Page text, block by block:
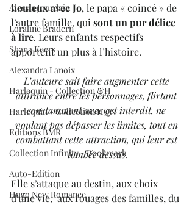
Alessia Jourdain
Loraline Bradern
Shana Keers
Alexandra Lanoix
Harlequin - Collection &H
Harlequin - Collection HQN
Editions BMR
Collection Infinity - Bookmark
Auto-Edition
Hugo New Romance
houleux avec Jo, le papa « coincé » de
l’autre famille, qui sont un pur délice
à lire. Leurs enfants respectifs
apportent un plus à l’histoire.
L’auteure sait faire augmenter cette
attirance entre les personnages, flirtant
constamment avec cet interdit, ne
voulant pas dépasser les limites, tout en
combattant cette attraction, qui leur est
tombée dessus.
Elle s’attaque au destin, aux choix
d'une vie,  aux rouages des familles, du